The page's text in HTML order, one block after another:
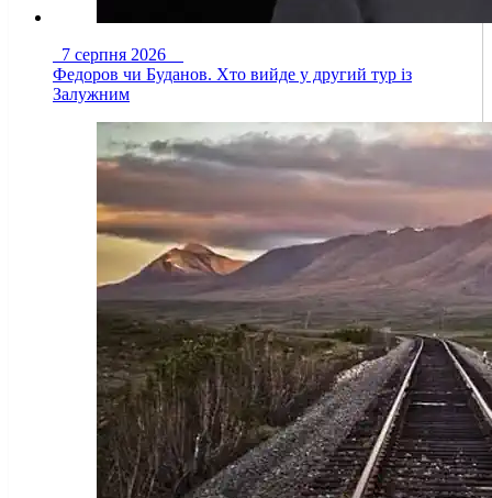
7 серпня 2026
Федоров чи Буданов. Хто вийде у другий тур із
Залужним